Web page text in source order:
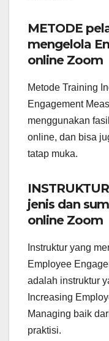
METODE
mengelola
online Zoom
Metode Training
Engagement
menggunakan
online, dan bisa
tatap muka.
jenis dan
online Zoom
Instruktur yang
Employee
adalah instruktur
Increasing
Managing baik
praktisi.